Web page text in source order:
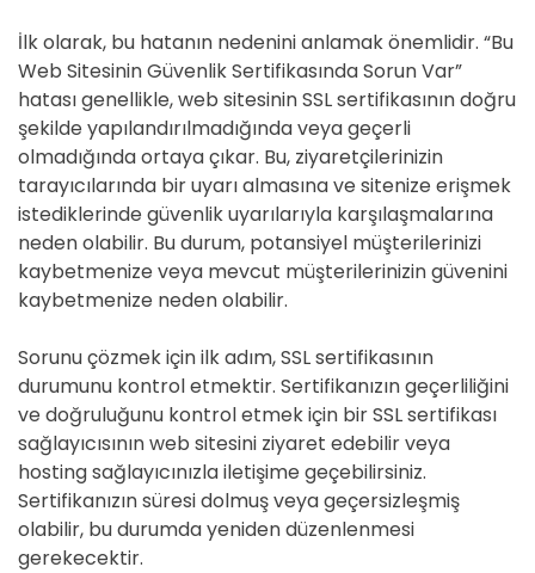
İlk olarak, bu hatanın nedenini anlamak önemlidir. “Bu
Web Sitesinin Güvenlik Sertifikasında Sorun Var”
hatası genellikle, web sitesinin SSL sertifikasının doğru
şekilde yapılandırılmadığında veya geçerli
olmadığında ortaya çıkar. Bu, ziyaretçilerinizin
tarayıcılarında bir uyarı almasına ve sitenize erişmek
istediklerinde güvenlik uyarılarıyla karşılaşmalarına
neden olabilir. Bu durum, potansiyel müşterilerinizi
kaybetmenize veya mevcut müşterilerinizin güvenini
kaybetmenize neden olabilir.
Sorunu çözmek için ilk adım, SSL sertifikasının
durumunu kontrol etmektir. Sertifikanızın geçerliliğini
ve doğruluğunu kontrol etmek için bir SSL sertifikası
sağlayıcısının web sitesini ziyaret edebilir veya
hosting sağlayıcınızla iletişime geçebilirsiniz.
Sertifikanızın süresi dolmuş veya geçersizleşmiş
olabilir, bu durumda yeniden düzenlenmesi
gerekecektir.